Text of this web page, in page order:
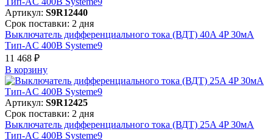
Артикул: S9R12440
Срок поставки: 2 дня
Выключатель дифференциального тока (ВДТ) 40A 4P 30мА
Тип-AC 400В Systeme9
11 468 ₽
В корзинy
Артикул: S9R12425
Срок поставки: 2 дня
Выключатель дифференциального тока (ВДТ) 25A 4P 30мА
Тип-AC 400В Systeme9